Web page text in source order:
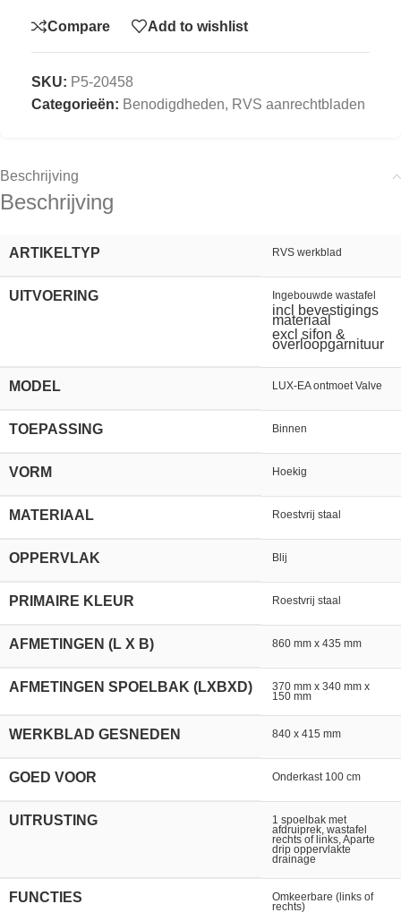
Compare Add to wishlist
SKU: P5-20458
Categorieën: Benodigdheden, RVS aanrechtbladen
Beschrijving
Beschrijving
ARTIKELTYP RVS werkblad
UITVOERING Ingebouwde wastafel
incl bevestigings
materiaal
excl sifon &
overloopgarnituur
MODEL LUX-EA ontmoet Valve
TOEPASSING Binnen
VORM Hoekig
MATERIAAL Roestvrij staal
OPPERVLAK Blij
PRIMAIRE KLEUR Roestvrij staal
AFMETINGEN (L X B) 860 mm x 435 mm
AFMETINGEN SPOELBAK (LXBXD) 370 mm x 340 mm x
150 mm
WERKBLAD GESNEDEN 840 x 415 mm
GOED VOOR Onderkast 100 cm
UITRUSTING 1 spoelbak met
afdruiprek, wastafel
rechts of links, Aparte
drip oppervlakte
drainage
FUNCTIES Omkeerbare (links of
rechts)